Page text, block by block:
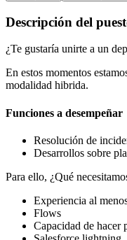
Descripción del
¿Te gustaría unirte a un
En estos momentos
modalidad hibrida.
Funciones a desempeñar
Resolución de
Desarrollos sobre
Para ello, ¿Qué
Experiencia al
Flows
Capacidad de hacer